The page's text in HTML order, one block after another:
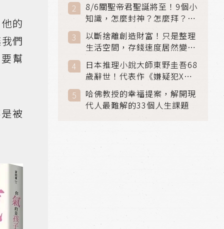
的
們
幫
被
8/6關聖帝君聖誕將至！9個小
知識，怎麼封神？怎麼拜？該
拜哪個關帝？
以斷捨離創造財富！只是整理
生活空間，存錢速度居然變快
日本推理小說大師東野圭吾68
歲辭世！代表作《嫌疑犯X的
獻身》《解憂雜貨店》獲獎無
數
哈佛教授的幸福提案，解開現
代人最難解的33個人生課題